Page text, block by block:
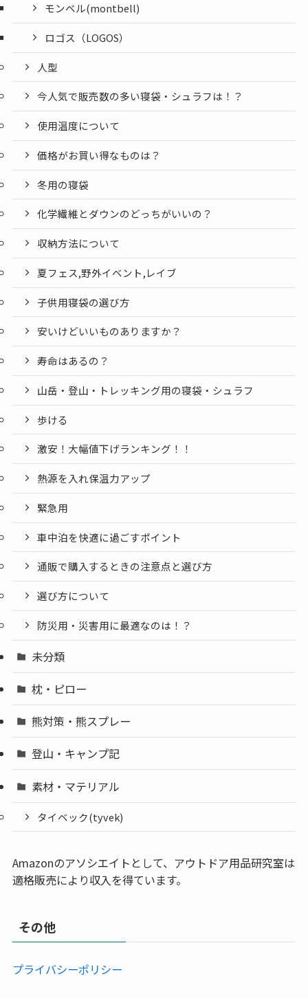
モンベル(montbell)
ロゴス（LOGOS）
人型
今人気で販売数の多い寝袋・シュラフは！？
使用温度について
価格がお買い得なものは？
冬用の寝袋
化学繊維とダウンのどっちがいいの？
収納方法について
夏フェス,野外イベント,レイブ
子供用寝袋の選び方
安いけどいいものありますか？
寿命はあるの？
山岳・登山・トレッキング用の寝袋・シュラフ
歩ける
激安！大幅値下げランキング！！
熱源を入れ保温力アップ
緊急用
車中泊を快適に過ごすポイント
通販で購入するときの注意点と選び方
選び方について
防災用・災害用に最適なのは！？
未分類
枕・ピロー
熊対策・熊スプレー
登山・キャンプ記
素材・マテリアル
タイベック(tyvek)
Amazonのアソシエイトとして、アウトドア用品研究室は
適格販売により収入を得ています。
その他
プライバシーポリシー